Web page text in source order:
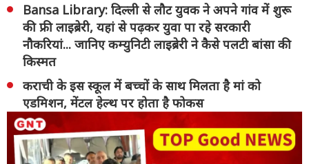
Bansa Library: दिल्ली से लौट युवक ने अपने गांव में शुरू
की फ्री लाइब्रेरी, यहां से पढ़कर युवा पा रहे सरकारी
नौकरियां... जानिए कम्युनिटी लाइब्रेरी ने कैसे पलटी बांसा की
किस्मत
कराची के इस स्कूल में बच्चों के साथ मिलता है मां को
एडमिशन, मेंटल हेल्थ पर होता है फोकस